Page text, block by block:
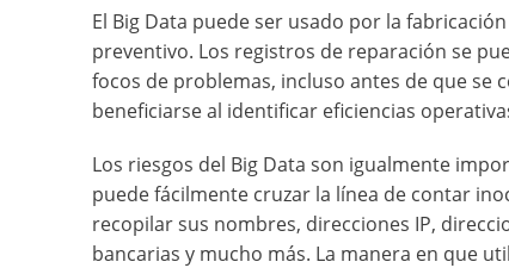
El Big Data puede ser usado por la
preventivo. Los registros de reparación se
focos de problemas, incluso antes de que se
beneficiarse al identificar eficiencias
Los riesgos del Big Data son igualmente
puede fácilmente cruzar la línea de contar
recopilar sus nombres, direcciones IP,
bancarias y mucho más. La manera en que